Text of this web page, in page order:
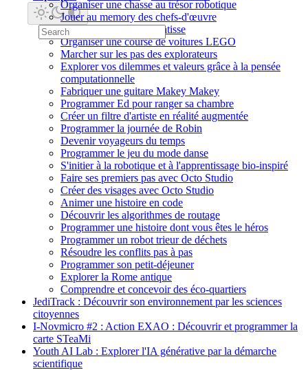
Organiser une chasse au trésor robotique
Jouer au memory des chefs-d'œuvre
Créer un collage à la Matisse
Organiser une course de voitures LEGO
Marcher sur les pas des explorateurs
Explorer vos dilemmes et valeurs grâce à la pensée
computationnelle
Fabriquer une guitare Makey Makey
Programmer Ed pour ranger sa chambre
Créer un filtre d'artiste en réalité augmentée
Programmer la journée de Robin
Devenir voyageurs du temps
Programmer le jeu du mode danse
S'initier à la robotique et à l'apprentissage bio-inspiré
Faire ses premiers pas avec Octo Studio
Créer des visages avec Octo Studio
Animer une histoire en code
Découvrir les algorithmes de routage
Programmer une histoire dont vous êtes le héros
Programmer un robot trieur de déchets
Résoudre les conflits pas à pas
Programmer son petit-déjeuner
Explorer la Rome antique
Comprendre et concevoir des éco-quartiers
JediTrack : Découvrir son environnement par les sciences
citoyennes
I-Novmicro #2 : Action EXAO : Découvrir et programmer la
carte STeaMi
Youth AI Lab : Explorer l'IA générative par la démarche
scientifique